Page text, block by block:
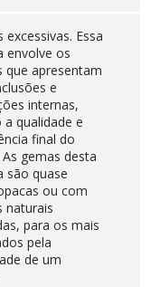
excessivas. Essa
envolve os
que apresentam
e
internas,
qualidade e
final do
gemas desta
são quase
ou com
naturais
para os mais
pela
de um